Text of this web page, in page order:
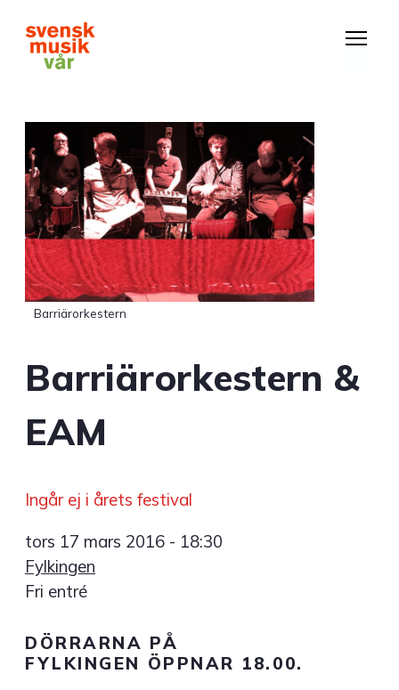
huvudinnehåll
Barriärorkestern
Barriärorkestern &
EAM
Ingår ej i årets festival
tors 17 mars 2016 - 18:30
Fylkingen
Fri entré
DÖRRARNA PÅ
FYLKINGEN ÖPPNAR 18.00.